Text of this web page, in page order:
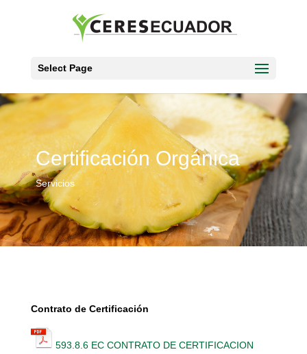
Select Page
Certificación Orgánica
Servicios
Contrato de Certificación
593.8.6 EC CONTRATO DE CERTIFICACION